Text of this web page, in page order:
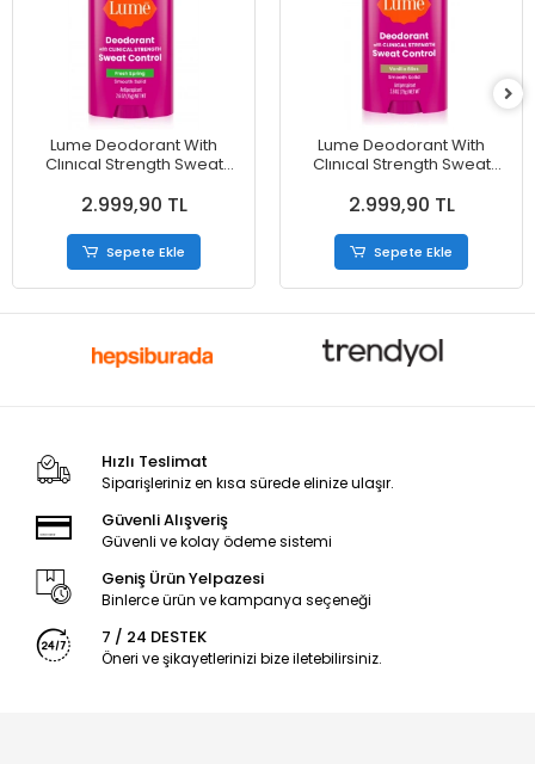
Lume Deodorant With
Clınıcal Strength Sweat
Smooth Solid Antiperspirant
2.999,90 TL
Sepete Ekle
Lume Deodorant With
Clınıcal Strength Sweat
Solid Antiperspirant
2.999,90 TL
Sepete Ekle
Hızlı Teslimat
Siparişleriniz en kısa sürede elinize ulaşır.
Güvenli Alışveriş
Güvenli ve kolay ödeme sistemi
Geniş Ürün Yelpazesi
Binlerce ürün ve kampanya seçeneği
7 / 24 DESTEK
Öneri ve şikayetlerinizi bize iletebilirsiniz.